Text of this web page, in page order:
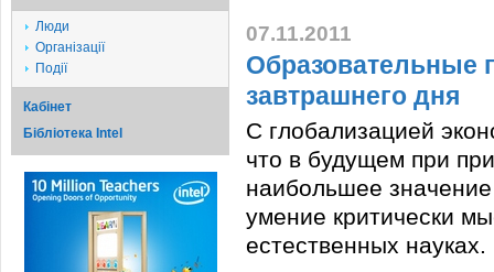
Люди
Організації
Події
Кабінет
Бібліотека Intel
07.11.2011
Образовательные
завтрашнего дня
С глобализацией
что в будущем при
наибольшее значение
умение критически
естественных науках.